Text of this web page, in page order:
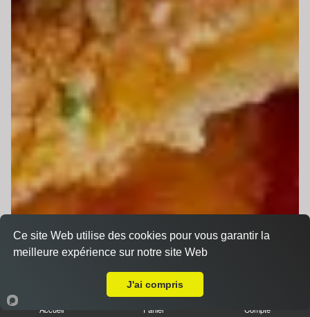
Accueil Panier Compte
Ce site Web utilise des cookies pour vous garantir la
meilleure expérience sur notre site Web
J'ai compris